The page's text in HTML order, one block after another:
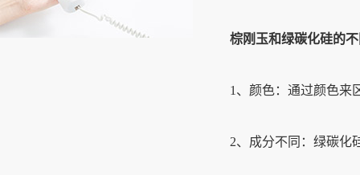
棕刚玉和绿碳化硅的
1、颜色：通过颜色来
2、成分不同：绿碳化